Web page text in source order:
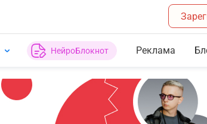
НейроБлокнот Реклама